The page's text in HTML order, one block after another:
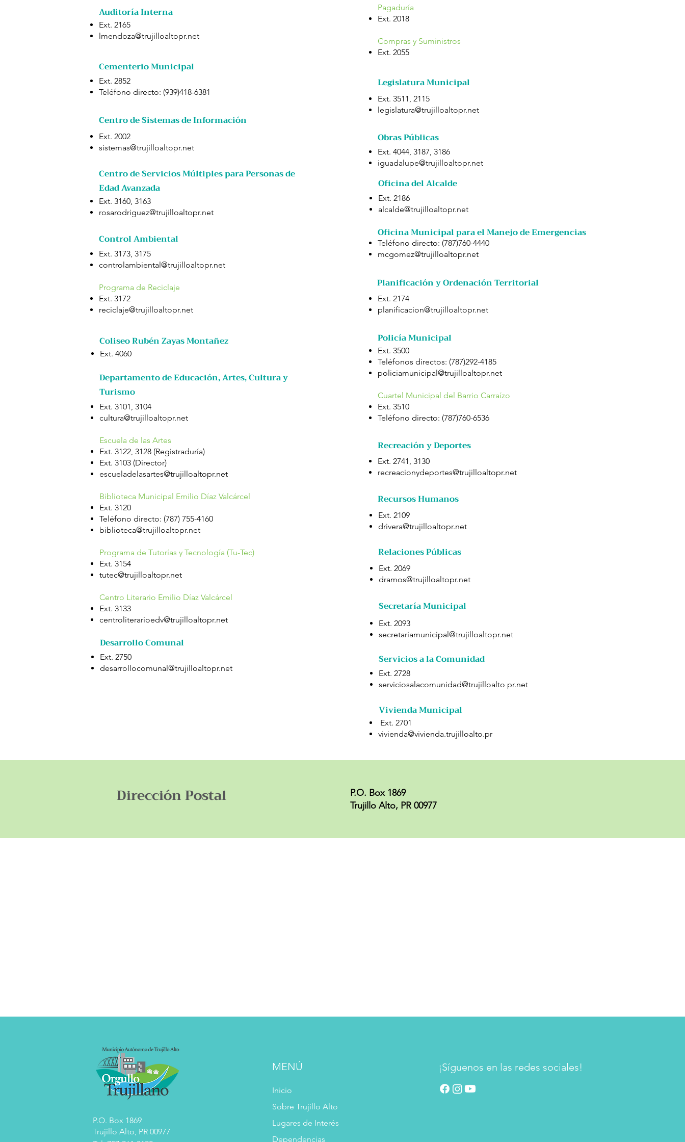
Auditoría Interna
Ext. 2165
lmendoza@trujilloaltopr.net
Cementerio Municipal
Ext. 2852
Teléfono directo: (939)418-6381
Centro de Sistemas de Información
Ext. 2002
sistemas@trujilloaltopr.net
Centro de Servicios Múltiples para Personas de
Edad Avanzada
Ext. 3160, 3163
rosarodriguez@trujilloaltopr.net
Control Ambiental
Ext. 3173, 3175
controlambiental@trujilloaltopr.net
Programa de Reciclaje
Ext. 3172
reciclaje@trujilloaltopr.net
Coliseo Rubén Zayas Montañez
Ext. 4060
Departamento de Educación, Artes, Cultura y
Turismo
Ext. 3101, 3104
cultura@trujilloaltopr.net
Escuela de las Artes
Ext. 3122, 3128 (Registraduría)
Ext. 3103 (Director)
escueladelasartes@trujilloaltopr.net
Biblioteca Municipal Emilio Díaz Valcárcel
Ext. 3120
Teléfono directo: (787) 755-4160
biblioteca@trujilloaltopr.net
Programa de Tutorías y Tecnología (Tu-Tec)​
Ext. 3154
tutec@trujilloaltopr.net
Centro Literario Emilio Díaz Valcárcel
Ext. 3133
centroliterarioedv@trujilloaltopr.net
Desarrollo Comunal
Ext. 2750
desarrollocomunal@trujilloaltopr.net
Pagaduría
Ext. 2018
Compras y Suministros
Ext. 2055
Legislatura Municipal
Ext. 3511, 2115
legislatura@trujilloaltopr.net
Obras Públicas
Ext. 4044, 3187, 3186
iguadalupe@trujilloaltopr.net
Oficina del Alcalde
Ext. 2186
alcalde@trujilloaltopr.net
Oficina Municipal para el Manejo de Emergencias
Teléfono directo: (787)760-4440
mcgomez@trujilloaltopr.net
Planificación y Ordenación Territorial
Ext. 2174
planificacion@trujilloaltopr.net
Policía Municipal
Ext. 3500
Teléfonos directos: (787)292-4185
policiamunicipal@trujilloaltopr.net
Cuartel Municipal del Barrio Carraízo
Ext. 3510
Teléfono directo: (787)760-6536
Recreación y Deportes
Ext. 2741, 3130
recreacionydeportes@trujilloaltopr.net
Recursos Humanos
Ext. 2109
drivera@trujilloaltopr.net
Relaciones Públicas
Ext. 2069
dramos@trujilloaltopr.net
Secretaría Municipal
Ext. 2093
secretariamunicipal@trujilloaltopr.net
Servicios a la Comunidad
Ext. 2728
serviciosalacomunidad@trujilloalto pr.net
Vivienda Municipal
Ext. 2701
vivienda@vivienda.trujilloalto.pr
Dirección Postal
P.O. Box 1869
Trujillo Alto, PR 00977
P.O. Box 1869
Trujillo Alto, PR 00977
MENÚ
Inicio
Sobre Trujillo Alto
Lugares de Interés
Dependencias
¡Síguenos en las redes sociales!